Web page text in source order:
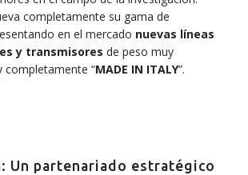
completamente su gama de
en el mercado nuevas líneas
y transmisores de peso muy
completamente “MADE IN ITALY”.
Un partenariado estratégico